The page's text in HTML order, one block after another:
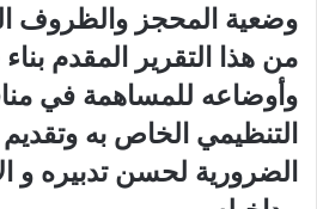
وضعية المحجز والظروف
من هذا التقرير المقدم
وأوضاعه للمساهمة في
التنظيمي الخاص به وتقديم
الضرورية لحسن تدبيره و